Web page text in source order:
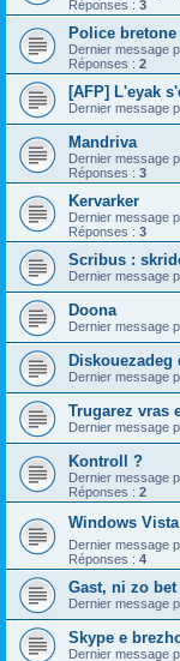
Réponses : 3
Police
Dernier message
Réponses : 2
[AFP] L'eyak
Dernier message
Mandriva
Dernier message
Réponses : 3
Kervarker
Dernier message
Réponses : 3
Scribus :
Dernier message
Doona
Dernier message
Dernier message
Trugarez vras
Dernier message
Kontroll ?
Dernier message
Réponses : 2
Windows Vista
Dernier message
Réponses : 4
Gast, ni zo
Dernier message
Skype e
Dernier message